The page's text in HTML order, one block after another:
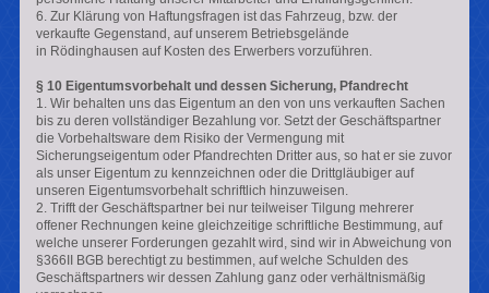
6. Zur Klärung von Haftungsfragen ist das Fahrzeug, bzw. der
verkaufte Gegenstand, auf unserem Betriebsgelände
in Rödinghausen auf Kosten des Erwerbers vorzuführen.
§ 10 Eigentumsvorbehalt und dessen Sicherung, Pfandrecht
1. Wir behalten uns das Eigentum an den von uns verkauften Sachen
bis zu deren vollständiger Bezahlung vor. Setzt der Geschäftspartner
die Vorbehaltsware dem Risiko der Vermengung mit
Sicherungseigentum oder Pfandrechten Dritter aus, so hat er sie zuvor
als unser Eigentum zu kennzeichnen oder die Drittgläubiger auf
unseren Eigentumsvorbehalt schriftlich hinzuweisen.
2. Trifft der Geschäftspartner bei nur teilweiser Tilgung mehrerer
offener Rechnungen keine gleichzeitige schriftliche Bestimmung, auf
welche unserer Forderungen gezahlt wird, sind wir in Abweichung von
§366II BGB berechtigt zu bestimmen, auf welche Schulden des
Geschäftspartners wir dessen Zahlung ganz oder verhältnismäßig